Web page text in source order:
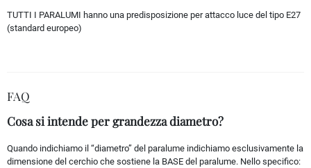
TUTTI I PARALUMI hanno una predisposizione per attacco luce del tipo E27
(standard europeo)
FAQ
Cosa si intende per grandezza diametro?
Quando indichiamo il “diametro” del paralume indichiamo esclusivamente la
dimensione del cerchio che sostiene la BASE del paralume. Nello specifico: